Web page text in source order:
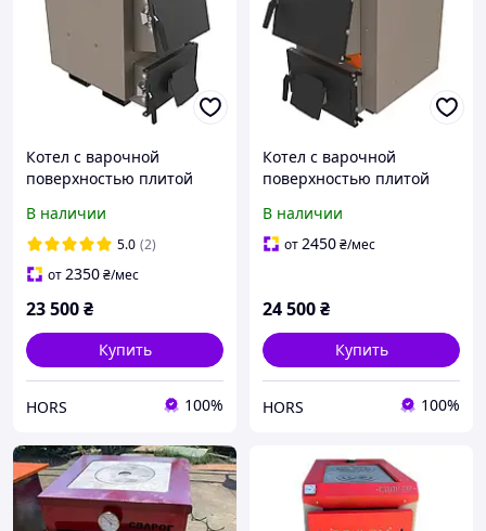
Котел с варочной
поверхностью плитой
В наличии
5.0 (2)
от2350₴/мес
23 500₴
Купить
HORS 100%
Котел с варочной
поверхностью плитой
(сталь 5мм)
В наличии
от2450₴/мес
24 500₴
Купить
HORS 100%